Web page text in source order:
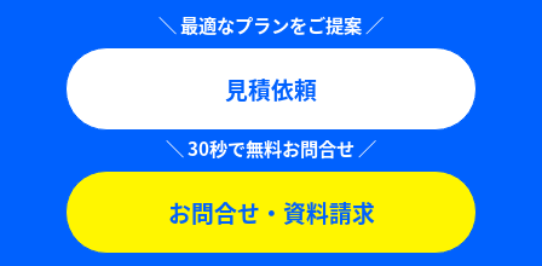
見積依頼
お問合せ・資料請求